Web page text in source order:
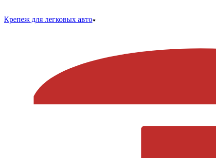
Крепеж для легковых авто